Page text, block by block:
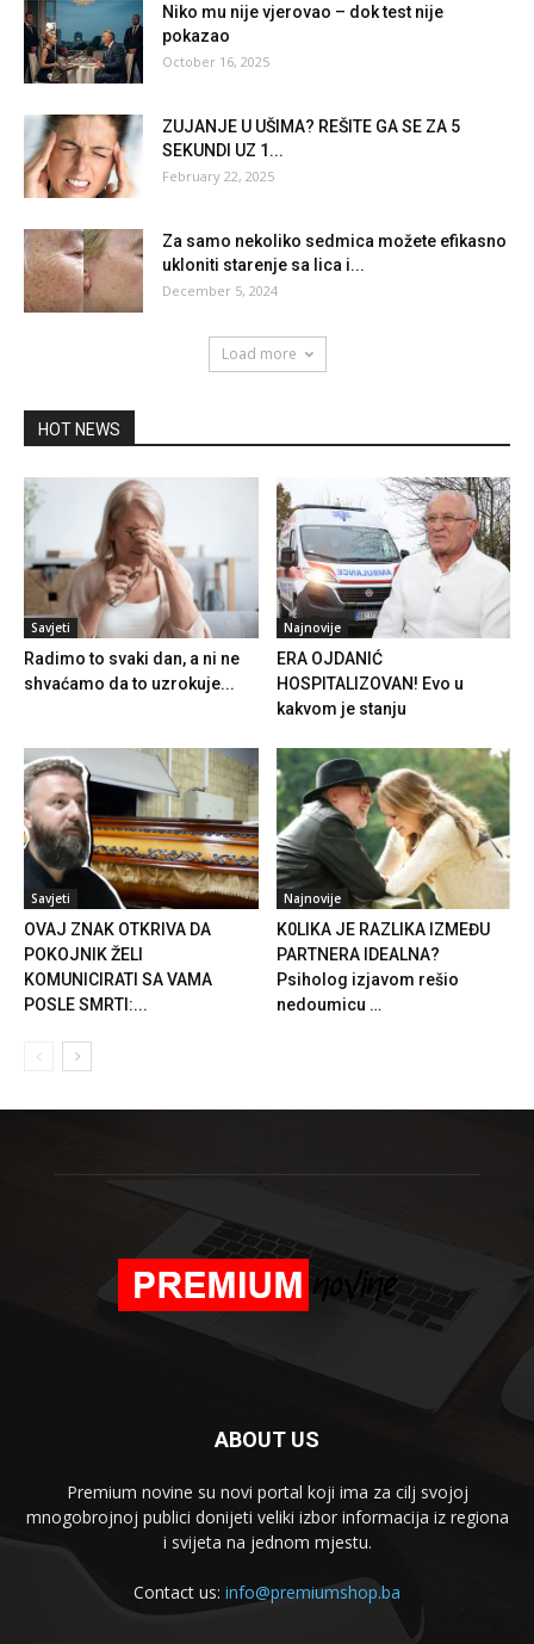
Niko mu nije vjerovao – dok test nije
pokazao
October 16, 2025
ZUJANJE U UŠIMA? REŠITE GA SE ZA 5
SEKUNDI UZ 1...
February 22, 2025
Za samo nekoliko sedmica možete efikasno
ukloniti starenje sa lica i...
December 5, 2024
Load more
HOT NEWS
Savjeti
Radimo to svaki dan, a ni ne
shvaćamo da to uzrokuje...
Najnovije
ERA OJDANIĆ
HOSPITALIZOVAN! Evo u
kakvom je stanju
Savjeti
OVAJ ZNAK OTKRIVA DA
POKOJNIK ŽELI
KOMUNICIRATI SA VAMA
POSLE SMRTI:...
Najnovije
K0LlKA JE RAZLlKA lZMEĐU
PARTNERA lDEALNA?
Psiholog izjavom rešio
nedoumicu …
ABOUT US
Premium novine su novi portal koji ima za cilj svojoj
mnogobrojnoj publici donijeti veliki izbor informacija iz regiona
i svijeta na jednom mjestu.
Contact us: info@premiumshop.ba